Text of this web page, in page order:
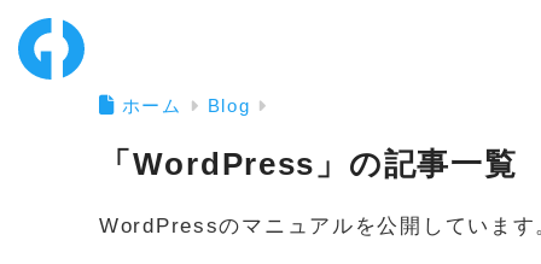
ホーム Blog
「WordPress」の記事一覧
WordPressのマニュアルを公開しています